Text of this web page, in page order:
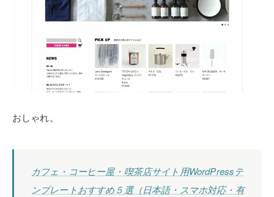
おしゃれ。
カフェ・コーヒー屋・喫茶店サイト用WordPressテ
ンプレートおすすめ５選（日本語・スマホ対応・有